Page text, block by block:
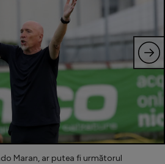
Maran, ar putea fi următorul